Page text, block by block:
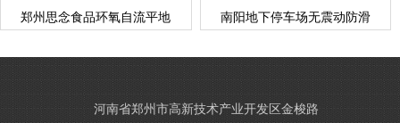
郑州思念食品环氧自流平地 南阳地下停车场无震动防滑
河南省郑州市高新技术产业开发区金梭路